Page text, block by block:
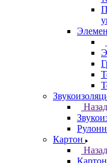
Назад
Картон
Назад
Картон